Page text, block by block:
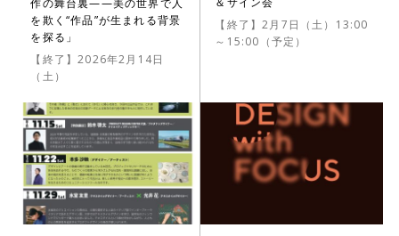
を欺く“作品”が生まれる背景
を探る」
【終了】2026年2月14日
（土）
【終了】2月7日（土）13:00
～15:00（予定）